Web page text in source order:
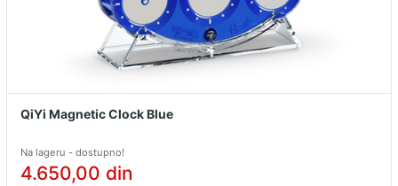
QiYi Magnetic Clock Blue
Na lageru - dostupno!
4.650,00 din